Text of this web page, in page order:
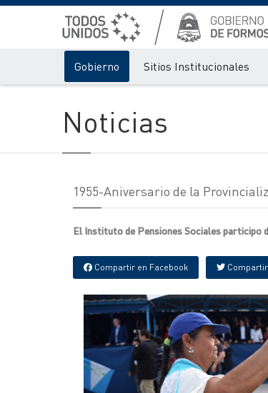
Gobierno Sitios Institucionales
Noticias
1955-Aniversario de la
El Instituto de Pensiones Sociales participo
Compartir en Facebook